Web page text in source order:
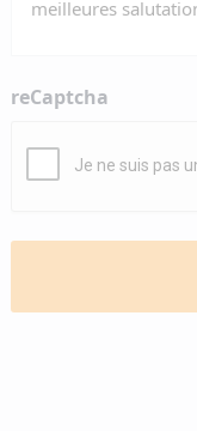
reCaptcha